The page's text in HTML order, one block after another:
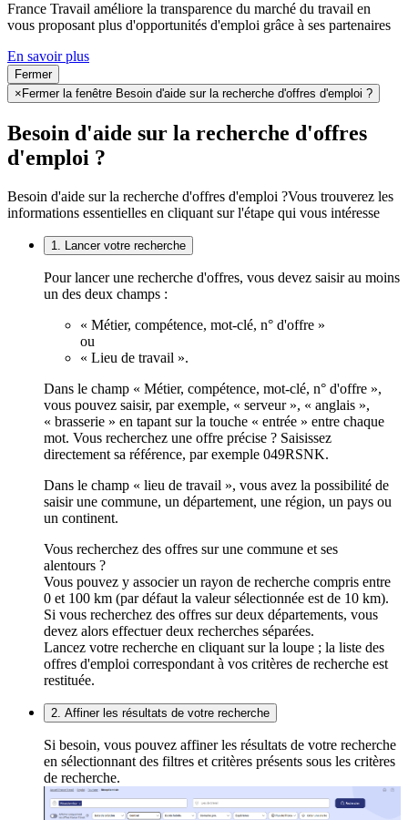
France Travail améliore la transparence du marché du travail en
vous proposant plus d'opportunités d'emploi grâce à ses partenaires
En savoir plus
Fermer
× Fermer la fenêtre Besoin d'aide sur la recherche d'offres d'emploi ?
Besoin d'aide sur la recherche d'offres
d'emploi ?
Besoin d'aide sur la recherche d'offres d'emploi ?Vous trouverez les
informations essentielles en cliquant sur l'étape qui vous intéresse
1. Lancer votre recherche
Pour lancer une recherche d'offres, vous devez saisir au moins
un des deux champs :
« Métier, compétence, mot-clé, n° d'offre »
ou
« Lieu de travail ».
Dans le champ « Métier, compétence, mot-clé, n° d'offre »,
vous pouvez saisir, par exemple, « serveur », « anglais »,
« brasserie » en tapant sur la touche « entrée » entre chaque
mot. Vous recherchez une offre précise ? Saisissez
directement sa référence, par exemple 049RSNK.
Dans le champ « lieu de travail », vous avez la possibilité de
saisir une commune, un département, une région, un pays ou
un continent.
Vous recherchez des offres sur une commune et ses
alentours ?
Vous pouvez y associer un rayon de recherche compris entre
0 et 100 km (par défaut la valeur sélectionnée est de 10 km).
Si vous recherchez des offres sur deux départements, vous
devez alors effectuer deux recherches séparées.
Lancez votre recherche en cliquant sur la loupe ; la liste des
offres d'emploi correspondant à vos critères de recherche est
restituée.
2. Affiner les résultats de votre recherche
Si besoin, vous pouvez affiner les résultats de votre recherche
en sélectionnant des filtres et critères présents sous les critères
de recherche.